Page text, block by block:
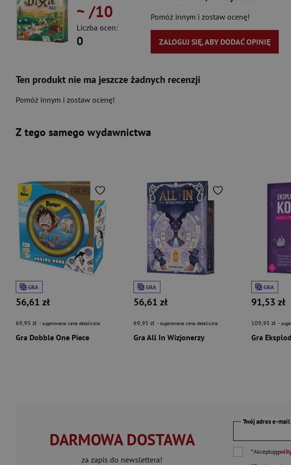
~ /10
Liczba ocen:
0
Pomóż innym i zostaw ocenę!
ZALOGUJ SIĘ, ABY DODAĆ OPINIĘ
Ten produkt nie ma jeszcze żadnych recenzji
Pomóż innym i zostaw ocenę!
Z tego samego wydawnictwa
GRA
56,61 zł
69,95 zł - sugerowana cena detaliczna
Gra Dobble One Piece
GRA
56,61 zł
69,95 zł - sugerowana cena detaliczna
Gra All In Wizjonerzy
GRA
91,53 zł
109,95 zł -
DARMOWA DOSTAWA
za zapis do newslettera!
Twój adres e-mail
*Akceptuję